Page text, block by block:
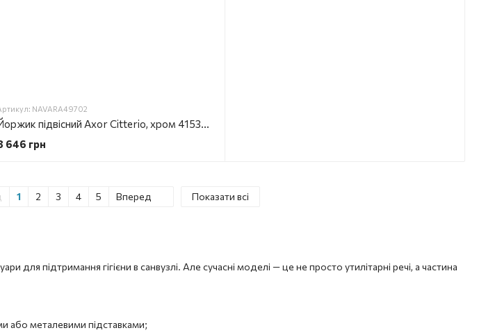
для підтримання гігієни в санвузлі. Але сучасні моделі — це не просто утилітарні речі, а частина
або металевими підставками;
NAVARA49702
Йоржик підвісний Axor Citterio, хром 41535000
646 грн
1 2 3 4 5 Вперед Показати всі